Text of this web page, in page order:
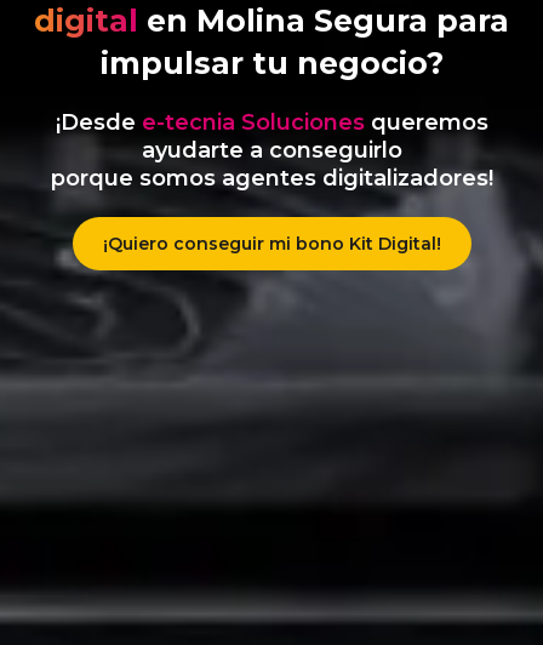
digital en Molina Segura para
impulsar tu negocio?
¡Desde e-tecnia Solucionesqueremos
ayudarte a conseguirlo
porque somos agentes digitalizadores!
¡Quiero conseguir mi bono Kit Digital!